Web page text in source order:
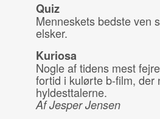
Quiz
Menneskets bedste ven
elsker.
Kuriosa
Nogle af tidens mest
fortid i kulørte b-film,
hyldesttalerne.
Af Jesper Jensen